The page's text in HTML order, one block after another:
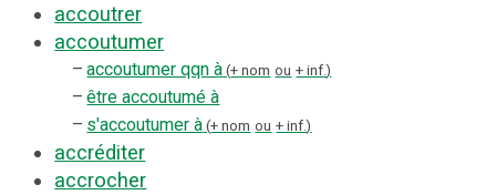
accoutrer
accoutumer
– accoutumer qqn à + nom ou + inf.
– être accoutumé à
– s'accoutumer à + nom ou + inf.
accréditer
accrocher